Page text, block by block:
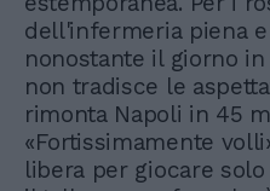
dell'infermeria piena
nonostante il giorno
non tradisce le
rimonta Napoli in 45
«Fortissimamente
libera per giocare